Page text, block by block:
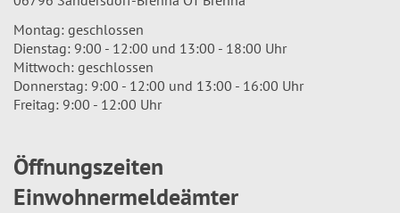
Montag: geschlossen
Dienstag: 9:00 - 12:00 und 13:00 - 18:00 Uhr
Mittwoch: geschlossen
Donnerstag: 9:00 - 12:00 und 13:00 - 16:00 Uhr
Freitag: 9:00 - 12:00 Uhr
Öffnungszeiten
Einwohnermeldeämter